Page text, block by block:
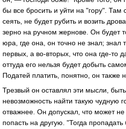
бы все бросить и уйти на "гору". Там
сеять, не будет рубить и возить
зерно на ручном жернове. Он будет
юра, где она, он точно не знал; знал
первых, а во-вторых, что она где-то
оттуда его нельзя будет добыть
Податей платить, понятно, он также
Трезвый он оставлял эти мысли,
невозможность найти такую чудную
отважнее. Он допускал, что может
попасть на другую. "Тогда